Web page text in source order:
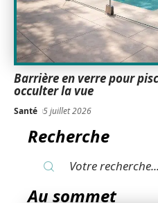
Barrière en verre pour
occulter la vue
Santé 5 juillet 2026
Recherche
Au sommet